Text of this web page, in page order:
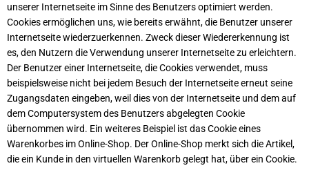
unserer Internetseite im Sinne des Benutzers optimiert werden.
Cookies ermöglichen uns, wie bereits erwähnt, die Benutzer unserer
Internetseite wiederzuerkennen. Zweck dieser Wiedererkennung ist
es, den Nutzern die Verwendung unserer Internetseite zu erleichtern.
Der Benutzer einer Internetseite, die Cookies verwendet, muss
beispielsweise nicht bei jedem Besuch der Internetseite erneut seine
Zugangsdaten eingeben, weil dies von der Internetseite und dem auf
dem Computersystem des Benutzers abgelegten Cookie
übernommen wird. Ein weiteres Beispiel ist das Cookie eines
Warenkorbes im Online-Shop. Der Online-Shop merkt sich die Artikel,
die ein Kunde in den virtuellen Warenkorb gelegt hat, über ein Cookie.